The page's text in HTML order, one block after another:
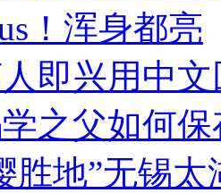
！浑身都亮
即兴用中
之父如何
胜地”无锡